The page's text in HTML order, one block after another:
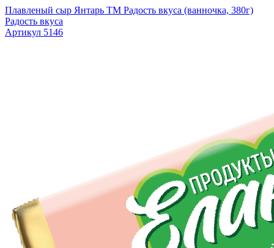
Плавленый сыр Янтарь TM Радость вкуса (ванночка, 380г)
Радость вкуса
Артикул 5146